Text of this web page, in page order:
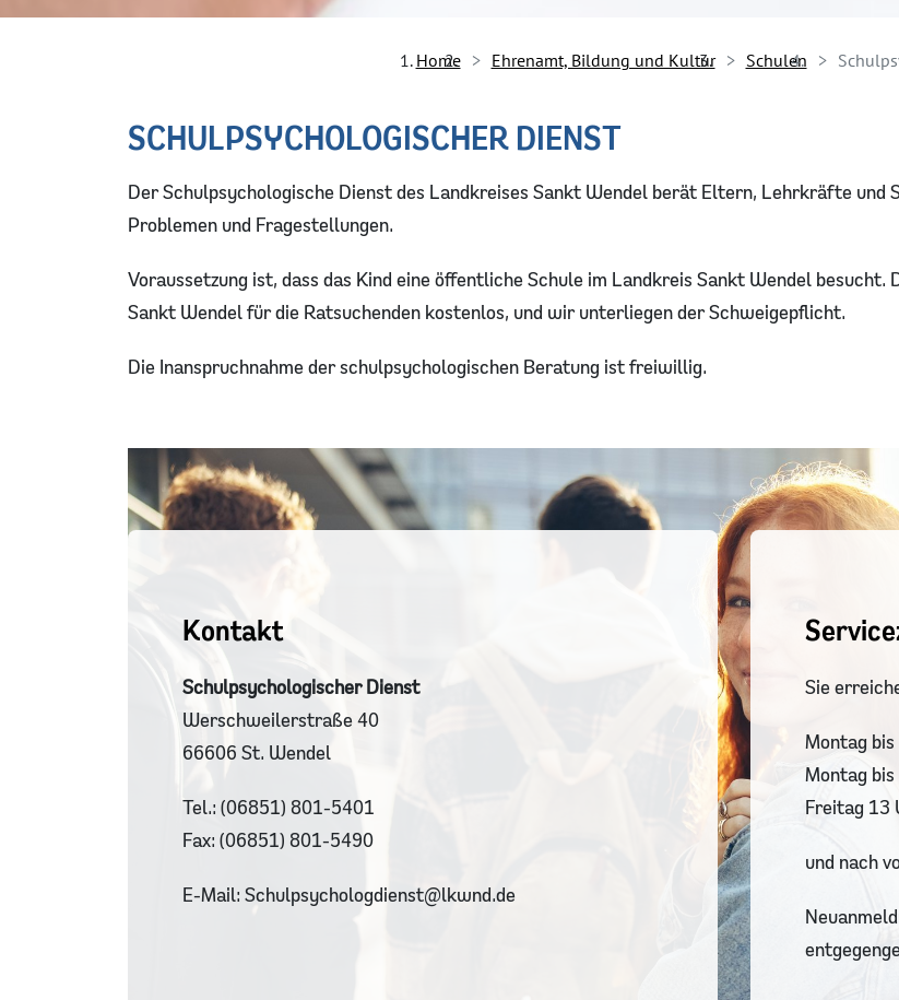
Home Ehrenamt, Bildung und Kultur Schulen
SCHULPSYCHOLOGISCHER DIENST
Der Schulpsychologische Dienst des Landkreises Sankt Wendel berät Eltern, Lehrkräfte und
Problemen und Fragestellungen.
Voraussetzung ist, dass das Kind eine öffentliche Schule im Landkreis Sankt Wendel
Sankt Wendel für die Ratsuchenden kostenlos, und wir unterliegen der Schweigepflicht.
Die Inanspruchnahme der schulpsychologischen Beratung ist freiwillig.
Kontakt
Schulpsychologischer Dienst
Werschweilerstraße 40
66606 St. Wendel
Tel.: (06851) 801-5401
Fax: (06851) 801-5490
E-Mail: Schulpsychologdienst@lkwnd.de
Sie
Montag
Montag
Freitag 13
und nach